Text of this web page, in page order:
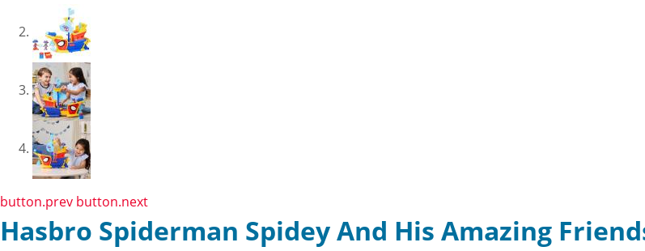
button.prev button.next
Hasbro Spiderman Spidey And His Amazing